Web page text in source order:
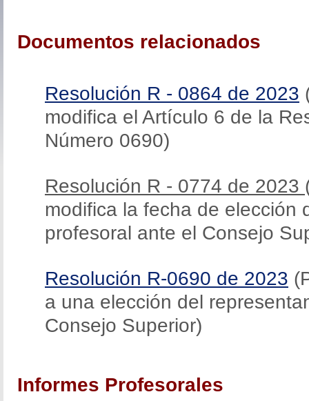
Documentos relacionados
Resolución R - 0864 de 2023
modifica el Artículo 6 de la
Número 0690)
Resolución R - 0774 de 2023
modifica la fecha de elección
profesoral ante el Consejo
Resolución R-0690 de 2023
a una elección del
Consejo Superior)
Informes Profesorales